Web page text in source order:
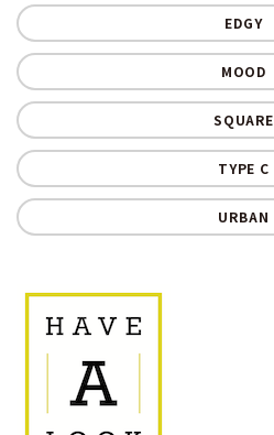
EDGY
MOOD
SQUARE
TYPE C
URBAN